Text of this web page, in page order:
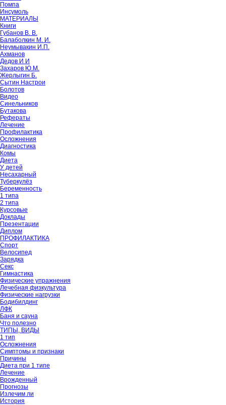
Помпа
Инсумоль
МАТЕРИАЛЫ
Книги
Губанов В. В.
Балаболкин М. И.
Неумывакин И.П.
Ахманов
Дедов И И
Захаров Ю.М.
Жерлыгин Б.
Сытин Настрои
Болотов
Видео
Синельников
Бутакова
Рефераты
Лечение
Профилактика
Осложнения
Диагностика
Комы
Диета
У детей
Несахарный
Туберкулёз
Беременность
1 типа
2 типа
Курсовые
Доклады
Презентации
Диплом
ПРОФИЛАКТИКА
Спорт
Велосипед
Зарядка
Секс
Гимнастика
Физические упражнения
Лечебная физкультура
Физические нагрузки
Бодибилдинг
ЛФК
Баня и сауна
Что полезно
ТИПЫ, ВИДЫ
1 тип
Осложнения
Симптомы и признаки
Причины
Диета при 1 типе
Лечение
Врожденный
Прогнозы
Излечим ли
История